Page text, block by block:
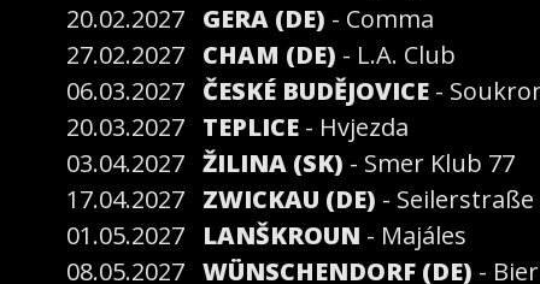
20.02.2027 GERA (DE) - Comma
27.02.2027 CHAM (DE) - L.A. Club
06.03.2027 ČESKÉ BUDĚJOVICE -
20.03.2027 TEPLICE - Hvjezda
03.04.2027 ŽILINA (SK) - Smer Klub 77
17.04.2027 ZWICKAU (DE) - Seilerstraße
01.05.2027
LANŠKROUN - Majáles
08.05.2027 WÜNSCHENDORF (DE) -